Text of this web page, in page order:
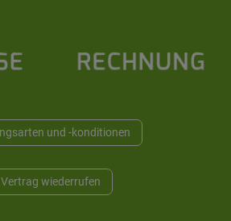
und -konditionen
Vertrag wiederrufen